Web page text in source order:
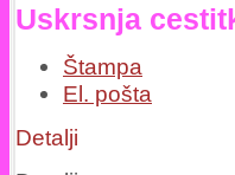
Uskrsnja
Štampa
El. pošta
Detalji